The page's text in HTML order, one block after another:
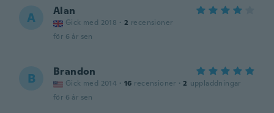
A Alan
Gick med 2018 · 2 recensioner
för 6 år sen
B Brandon
Gick med 2014 · 16 recensioner · 2 uppladdningar
för 6 år sen